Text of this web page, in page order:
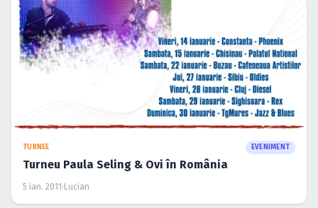
TURNEE EVENIMENT
Turneu Paula Seling & Ovi în România
5 ian. 2011·Lucian